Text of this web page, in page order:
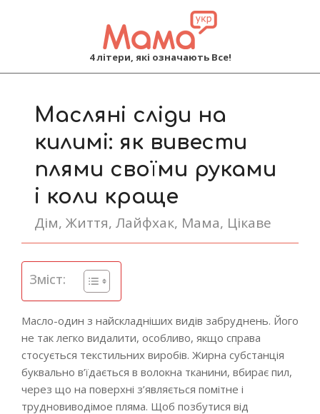
4 літери, які означають Все!
Масляні сліди на
килимі: як вивести
плями своїми руками
і коли краще
Дім, Життя, Лайфхак, Мама, Цікаве
Зміст:
Масло-один з найскладніших видів забруднень. Його
не так легко видалити, особливо, якщо справа
стосується текстильних виробів. Жирна субстанція
буквально в’їдається в волокна тканини, вбирає пил,
через що на поверхні з’являється помітне і
трудновиводімое пляма. Щоб позбутися від